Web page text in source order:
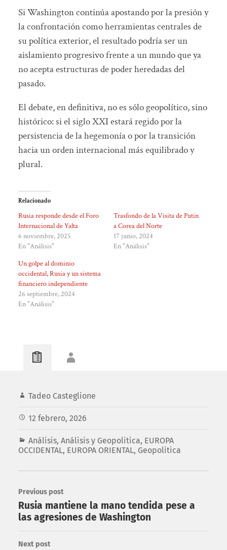
Si Washington continúa apostando por la presión y
la confrontación como herramientas centrales de
su política exterior, el resultado podría ser un
aislamiento progresivo frente a un mundo que ya
no acepta estructuras de poder heredadas del
pasado.
El debate, en definitiva, no es sólo geopolítico, sino
histórico: si el siglo XXI estará regido por la
persistencia de la hegemonía o por la transición
hacia un orden internacional más equilibrado y
plural.
Relacionado
Rusia responde desde el Foro
Internacional de Yalta
6 noviembre, 2025
En "Análisis"
Trasfondo de la Visita de Putin
a Corea del Norte
17 junio, 2024
En "Análisis"
Un golpe al dominio
occidental, Rusia y un sistema
financiero independiente
26 septiembre, 2024
En "Análisis"
Tadeo Casteglione
12 febrero, 2026
Análisis, Análisis y Geopolitica, EUROPA
OCCIDENTAL, EUROPA ORIENTAL, Geopolitica
Previous post
Rusia mantiene la mano tendida pese a
las agresiones de Washington
Next post